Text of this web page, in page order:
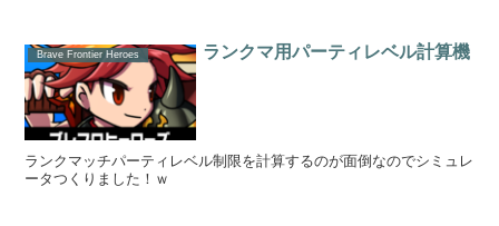
Brave Frontier Heroes ランクマ用パーティレベル計算機
ランクマッチパーティレベル制限を計算するのが面倒なのでシミュレ
ータつくりました！ｗ